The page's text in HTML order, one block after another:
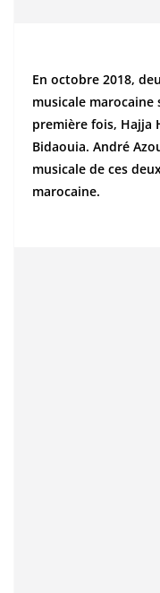
En octobre 2018,
musicale
première fois, Hajja
Bidaouia. André
musicale de ces
marocaine.